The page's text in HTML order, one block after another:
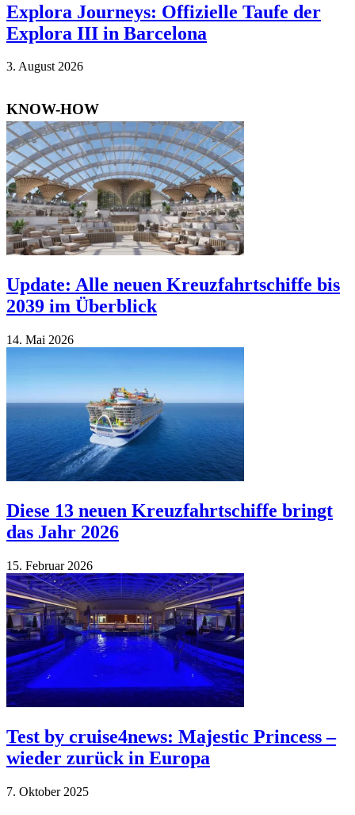
Explora Journeys: Offizielle Taufe der
Explora III in Barcelona
3. Au­gust 2026
KNOW-HOW
Update: Alle neuen Kreuzfahrtschiffe bis
2039 im Überblick
14. Mai 2026
Diese 13 neuen Kreuzfahrtschiffe bringt
das Jahr 2026
15. Fe­bruar 2026
Test by cruise4news: Majestic Princess –
wieder zurück in Europa
7. Ok­to­ber 2025